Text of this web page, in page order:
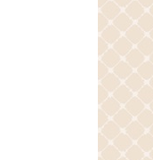
방황하는
Part 6.
행복을
가볍게
삶의 경
메마르지